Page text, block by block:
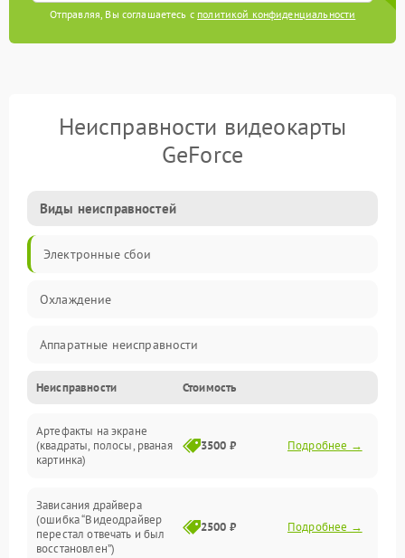
Отправляя, Вы соглашаетесь с политикой конфиденциальности
Неисправности видеокарты
GeForce
Виды неисправностей
Электронные сбои
Охлаждение
Аппаратные неисправности
Перегрев и термопроблемы
Видео
Интерфейсные и коммуникационные проблемы
Неисправности Стоимость
Артефакты на экране
(квадраты, полосы, рваная
картинка)
3500 ₽ Подробнее →
Зависания драйвера
(ошибка “Видеодрайвер
перестал отвечать и был
восстановлен”)
2500 ₽ Подробнее →